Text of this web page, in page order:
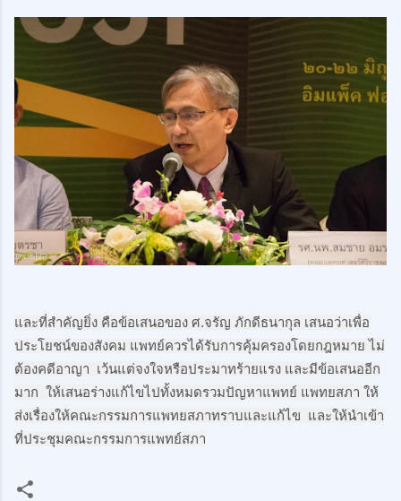
และที่สำคัญยิ่ง คือข้อเสนอของ ศ.จรัญ ภักดีธนากุล เสนอว่าเพื่อ
ประโยชน์ของสังคม แพทย์ควรได้รับการคุ้มครองโดยกฎหมาย ไม่
ต้องคดีอาญา  เว้นแต่จงใจหรือประมาทร้ายแรง และมีข้อเสนออีก
มาก  ให้เสนอร่างแก้ไขไปทั้งหมดรวมปัญหาแพทย์ แพทยสภา ให้
ส่งเรื่องให้คณะกรรมการแพทยสภาทราบและแก้ไข  และให้นำเข้า
ที่ประชุมคณะกรรมการแพทย์สภา